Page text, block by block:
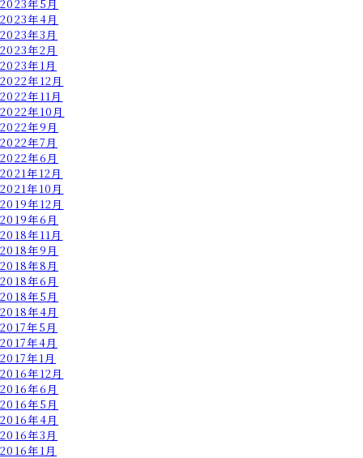
2023年5月
2023年4月
2023年3月
2023年2月
2023年1月
2022年12月
2022年11月
2022年10月
2022年9月
2022年7月
2022年6月
2021年12月
2021年10月
2019年12月
2019年6月
2018年11月
2018年9月
2018年8月
2018年6月
2018年5月
2018年4月
2017年5月
2017年4月
2017年1月
2016年12月
2016年6月
2016年5月
2016年4月
2016年3月
2016年1月